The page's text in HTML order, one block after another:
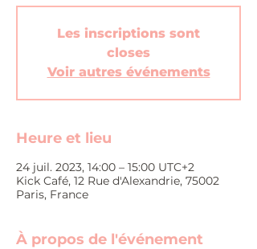
Les inscriptions sont
closes
Voir autres événements
Heure et lieu
24 juil. 2023, 14:00 – 15:00 UTC+2
Kick Café, 12 Rue d'Alexandrie, 75002
Paris, France
À propos de l'événement